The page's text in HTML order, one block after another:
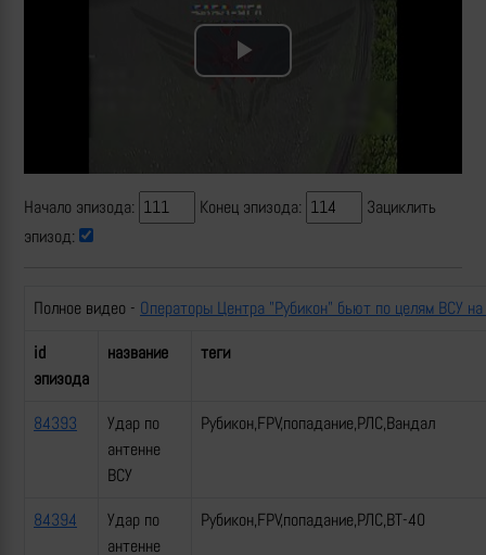
Play
Начало эпизода: Конец эпизода:
Зациклить
эпизод:
Полное видео - Операторы Центра "Рубикон" бьют по целям ВСУ
id
эпизода
название теги
84393
Удар по
антенне
ВСУ
Рубикон,FPV,попадание,РЛС,Вандал
84394
Удар по
антенне
Рубикон,FPV,попадание,РЛС,ВТ-40